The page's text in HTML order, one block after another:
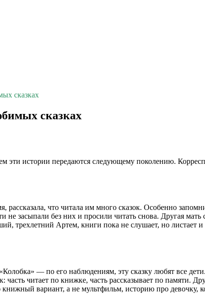
сказках
сказках
эти истории передаются следующему поколению.
что читала им много сказок. Особенно
засыпали без них и просили читать снова. Другая
трехлетний Артем, книги пока не слушает, но листает
— по его наблюдениям, эту сказку любят все
часть читает по книжке, часть рассказывает по памяти.
вариант, а не мультфильм, историю про девочку,